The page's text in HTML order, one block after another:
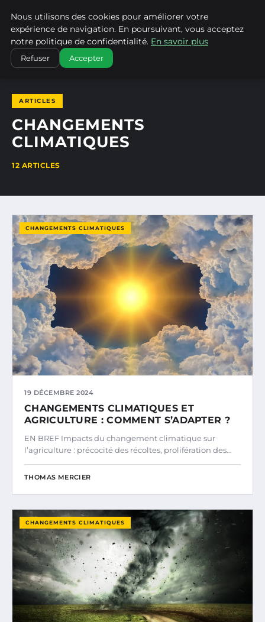
CLIMATECHANGENEBRASKA
ACCUEIL CHANGEMENTS CLIMATIQUES
ARTICLES
CHANGEMENTS
CLIMATIQUES
12 ARTICLES
CHANGEMENTS CLIMATIQUES
19 DÉCEMBRE 2024
CHANGEMENTS CLIMATIQUES ET
AGRICULTURE : COMMENT S’ADAPTER ?
EN BREF Impacts du changement climatique sur
l’agriculture : précocité des récoltes, prolifération des…
THOMAS MERCIER
CHANGEMENTS CLIMATIQUES
Nous utilisons des cookies pour améliorer votre
expérience de navigation. En poursuivant, vous acceptez
notre politique de confidentialité. En savoir plus
Refuser Accepter